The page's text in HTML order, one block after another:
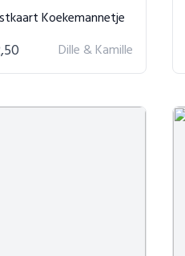
Koekemannetje
Dille & Kamille